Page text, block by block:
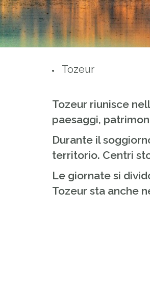
Tozeur
Tozeur riunisce
paesaggi,
Durante il
territorio. Centri
Le giornate si
Tozeur sta anche